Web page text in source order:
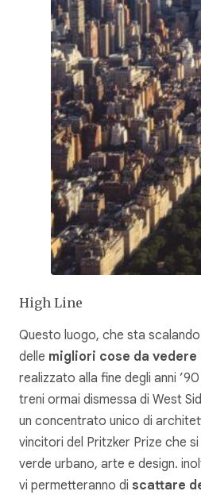
High Line
Questo luogo, che sta
delle migliori cose da vedere
realizzato alla fine degli anni
treni ormai dismessa di West
un concentrato unico di
vincitori del Pritzker Prize che
verde urbano, arte e design.
vi permetteranno di scattare